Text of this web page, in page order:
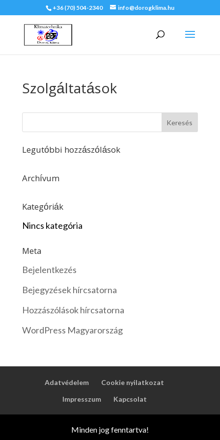
+36 (70) 504-2340 info@dorogklima.hu
Szolgáltatások
Legutóbbi hozzászólások
Archívum
Kategóriák
Nincs kategória
Meta
Bejelentkezés
Bejegyzések hírcsatorna
Hozzászólások hírcsatorna
WordPress Magyarország
Adatvédelem
Cookie nyilatkozat
Impresszum
Kapcsolat
Minden jog fenntartva!